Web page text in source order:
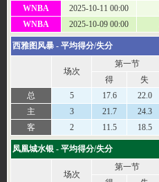
WNBA
2025-10-11 00:00
WNBA
2025-10-09 00:00
西雅图风暴 - 平均得分/失分
场次
第一节
得
失
总
5 17.6 22.0
主
3 21.7 24.3
客
2 11.5 18.5
凤凰城水银 - 平均得分/失分
场次
第一节